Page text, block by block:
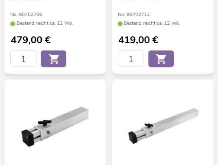
No. 80702706
Bestand reicht ca. 12 Wo.
479,00€
No. 80702712
Bestand reicht ca. 12 Wo.
419,00€